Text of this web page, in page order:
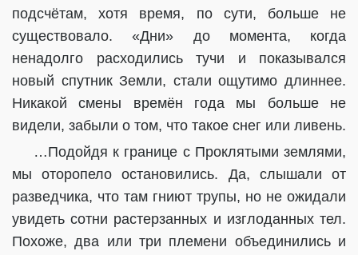
подсчётам, хотя время, по сути, больше не
существовало. «Дни» до момента, когда
ненадолго расходились тучи и показывался
новый спутник Земли, стали ощутимо длиннее.
Никакой смены времён года мы больше не
видели, забыли о том, что такое снег или ливень.
…Подойдя к границе с Проклятыми землями,
мы оторопело остановились. Да, слышали от
разведчика, что там гниют трупы, но не ожидали
увидеть сотни растерзанных и изглоданных тел.
Похоже, два или три племени объединились и